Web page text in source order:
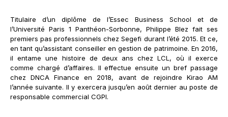
Titulaire d’un diplôme de l’Essec Business School et de
l’Université Paris 1 Panthéon-Sorbonne, Philippe Blez fait ses
premiers pas professionnels chez Segefi durant l’été 2015. Et ce,
en tant qu’assistant conseiller en gestion de patrimoine. En 2016,
il entame une histoire de deux ans chez LCL, où il exerce
comme chargé d’affaires. Il effectue ensuite un bref passage
chez DNCA Finance en 2018, avant de rejoindre Kirao AM
l’année suivante. Il y exercera jusqu’en août dernier au poste de
responsable commercial CGPI.